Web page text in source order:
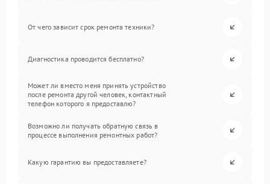
От чего зависит срок ремонта техники?
Диагностика проводится бесплатно?
Может ли вместо меня принять устройство
после ремонта другой человек, контактный
телефон которого я предоставлю?
Возможно ли получать обратную связь в
процессе выполнения ремонтных работ?
Какую гарантию вы предоставляете?